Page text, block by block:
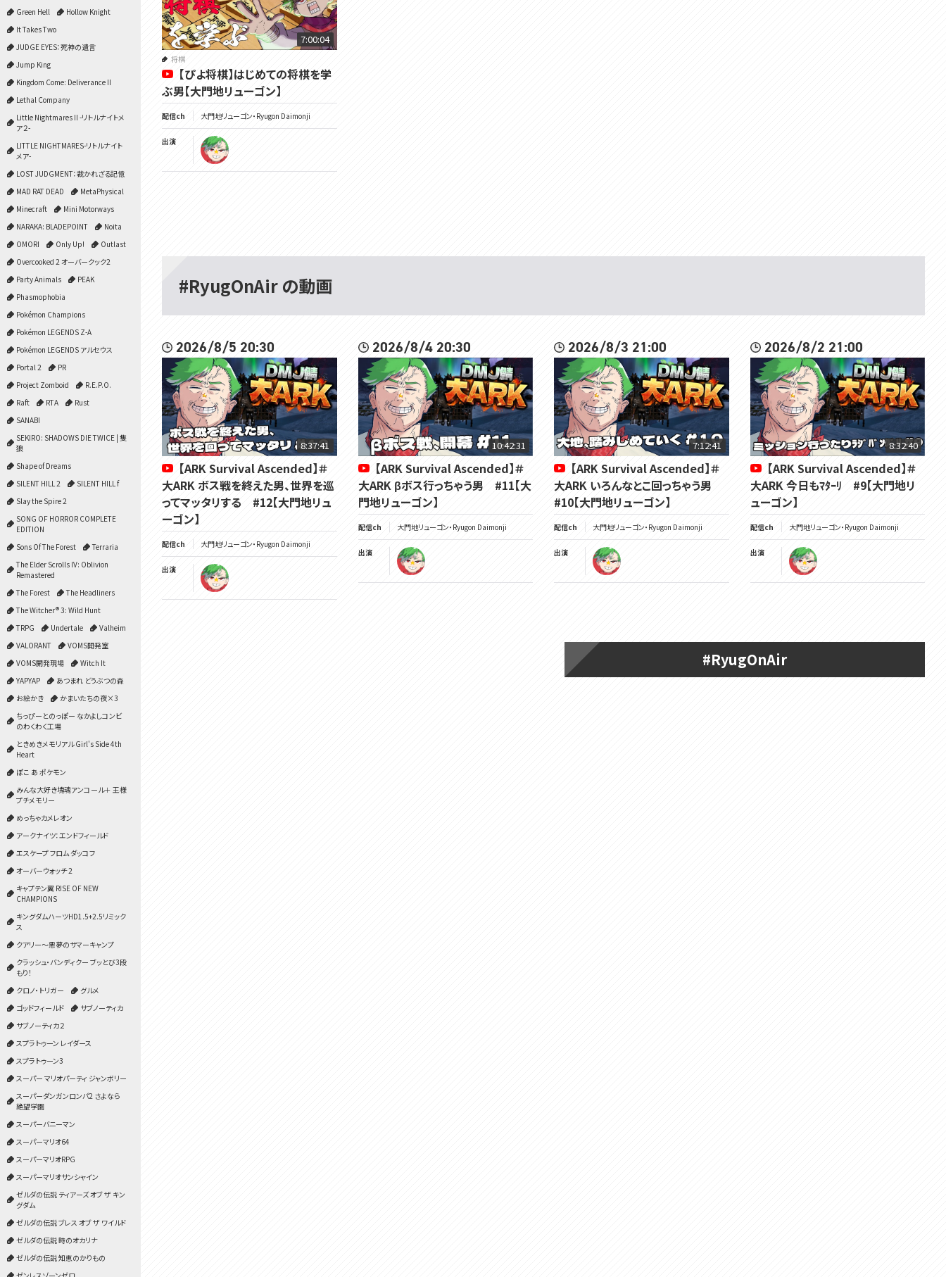
Green Hell
Hollow Knight
It Takes Two
JUDGE EYES：死神の遺言
Jump King
Kingdom Come: Deliverance II
Lethal Company
Little Nightmares II -リトルナイトメ
ア２-
LITTLE NIGHTMARES-リトルナイト
メア-
LOST JUDGMENT：裁かれざる記憶
MAD RAT DEAD
MetaPhysical
Minecraft
Mini Motorways
NARAKA: BLADEPOINT
Noita
OMORI
Only Up!
Outlast
Overcooked 2 オーバークック2
Party Animals
PEAK
Phasmophobia
Pokémon Champions
Pokémon LEGENDS Z-A
Pokémon LEGENDS アルセウス
Portal 2
PR
Project Zomboid
R.E.P.O.
Raft
RTA
Rust
SANABI
SEKIRO: SHADOWS DIE TWICE | 隻
狼
Shape of Dreams
SILENT HILL 2
SILENT HILL f
Slay the Spire 2
SONG OF HORROR COMPLETE
EDITION
Sons Of The Forest
Terraria
The Elder Scrolls IV: Oblivion
Remastered
The Forest
The Headliners
The Witcher® 3: Wild Hunt
TRPG
Undertale
Valheim
VALORANT
VOMS開発室
VOMS開発現場
Witch It
YAPYAP
あつまれ どうぶつの森
お絵かき
かまいたちの夜×3
ちっぴーとのっぽー なかよしコンビ
のわくわく工場
ときめきメモリアル Girl's Side 4th
Heart
ぽこ あ ポケモン
みんな大好き塊魂アンコール＋ 王様
プチメモリー
めっちゃカメレオン
アークナイツ：エンドフィールド
エスケープ フロム ダッコフ
オーバーウォッチ 2
キャプテン翼 RISE OF NEW
CHAMPIONS
キングダムハーツHD1.5+2.5リミック
ス
クアリー～悪夢のサマーキャンプ
クラッシュ・バンディクー ブッとび3段
もり！
クロノ・トリガー
グルメ
ゴッドフィールド
サブノーティカ
サブノーティカ２
スプラトゥーン レイダース
スプラトゥーン3
スーパー マリオパーティ ジャンボリー
スーパーダンガンロンパ2 さよなら
絶望学園
スーパーバニーマン
スーパーマリオ64
スーパーマリオRPG
スーパーマリオサンシャイン
ゼルダの伝説 ティアーズ オブ ザ キン
グダム
ゼルダの伝説 ブレス オブ ザ ワイルド
ゼルダの伝説 時のオカリナ
ゼルダの伝説 知恵のかりもの
7:00:04
将棋
【ぴよ将棋】はじめての将棋を学
ぶ男【大門地リューゴン】
配信ch 大門地リューゴン・Ryugon Daimonji
出演
#RyugOnAir の動画
2026/8/5 20:30
8:37:41
【ARK Survival Ascended】＃
大ARK ボス戦を終えた男、世界を巡
ってマッタリする #12【大門地リュ
ーゴン】
配信ch 大門地リューゴン・Ryugon Daimonji
出演
2026/8/4 20:30
10:42:31
【ARK Survival Ascended】＃
大ARK βボス行っちゃう男 #11【大
門地リューゴン】
配信ch 大門地リューゴン・Ryugon Daimonji
出演
2026/8/3 21:00
7:12:41
【ARK Survival Ascended】＃
大ARK いろんなとこ回っちゃう男
#10【大門地リューゴン】
配信ch 大門地リューゴン・Ryugon Daimonji
出演
2026/8/2 21:00
8:32:40
【ARK Survival Ascended】＃
大ARK 今日もﾏﾀｰﾘ #9【大門地リ
ューゴン】
配信ch 大門地リューゴン・Ryugon Daimonji
出演
#RyugOnAir